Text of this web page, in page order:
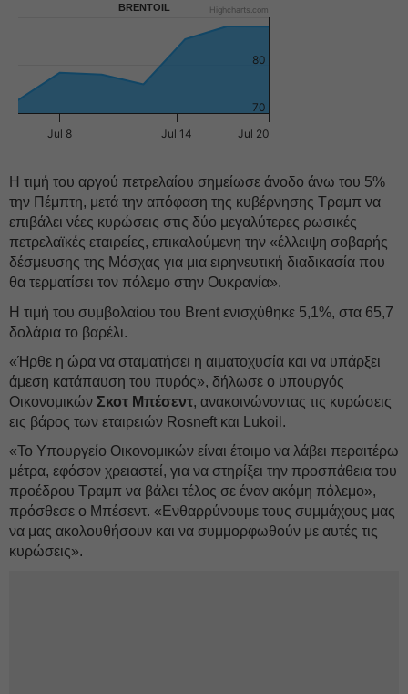
BRENTOIL
Jul 8 Jul 14 Jul 20
70
80
Highcharts.com
H τιμή του αργού πετρελαίου σημείωσε άνοδο άνω του 5%
την Πέμπτη, μετά την απόφαση της κυβέρνησης Τραμπ να
επιβάλει νέες κυρώσεις στις δύο μεγαλύτερες ρωσικές
πετρελαϊκές εταιρείες, επικαλούμενη την «έλλειψη σοβαρής
δέσμευσης της Μόσχας για μια ειρηνευτική διαδικασία που
θα τερματίσει τον πόλεμο στην Ουκρανία».
Η τιμή του συμβολαίου του Brent ενισχύθηκε 5,1%, στα 65,7
δολάρια το βαρέλι.
«Ήρθε η ώρα να σταματήσει η αιματοχυσία και να υπάρξει
άμεση κατάπαυση του πυρός», δήλωσε ο υπουργός
Οικονομικών Σκοτ Μπέσεντ, ανακοινώνοντας τις κυρώσεις
εις βάρος των εταιρειών Rosneft και Lukoil.
«Το Υπουργείο Οικονομικών είναι έτοιμο να λάβει περαιτέρω
μέτρα, εφόσον χρειαστεί, για να στηρίξει την προσπάθεια του
προέδρου Τραμπ να βάλει τέλος σε έναν ακόμη πόλεμο»,
πρόσθεσε ο Μπέσεντ. «Ενθαρρύνουμε τους συμμάχους μας
να μας ακολουθήσουν και να συμμορφωθούν με αυτές τις
κυρώσεις».